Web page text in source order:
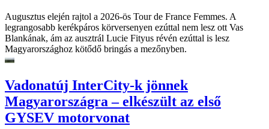
Augusztus elején rajtol a 2026-ös Tour de France Femmes. A
legrangosabb kerékpáros körversenyen ezúttal nem lesz ott Vas
Blankának, ám az ausztrál Lucie Fityus révén ezúttal is lesz
Magyarországhoz kötődő bringás a mezőnyben.
Vadonatúj InterCity-k jönnek
Magyarországra – elkészült az első
GYSEV motorvonat